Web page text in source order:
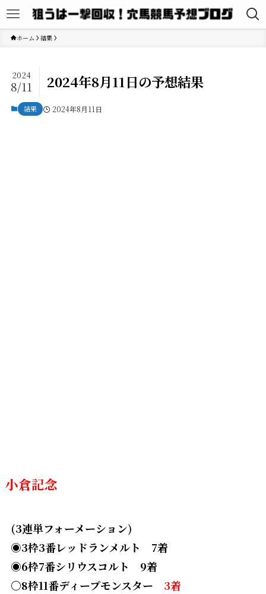
ホーム 結果
2024年8月11日の予想結果
2024
8/11
結果 2024年8月11日
小倉記念
(3連単フォーメーション)
◉3枠3番レッドランメルト 7着
◉6枠7番シリウスコルト 9着
〇8枠11番ディープモンスター 3着